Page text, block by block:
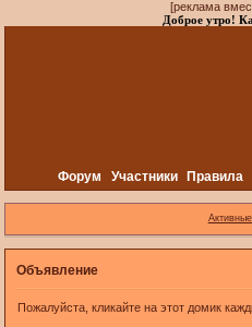
[реклама
Доброе утро!
Форум Участники Правила
Объявление
Пожалуйста, кликайте на этот домик